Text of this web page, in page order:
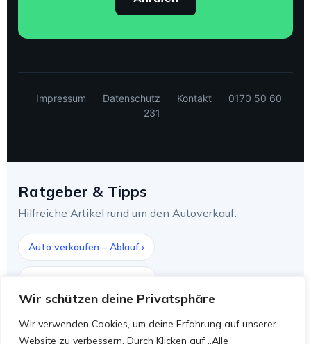
Wir schützen deine Privatsphäre
Wir verwenden Cookies, um deine Erfahrung auf unserer
Website zu verbessern. Durch Klicken auf „Alle
Impressum Datenschutz Kontakt
0170 50 60
231
Ratgeber & Tipps
Hilfreiche Artikel rund um den Autoverkauf:
Auto verkaufen – Ablauf ›